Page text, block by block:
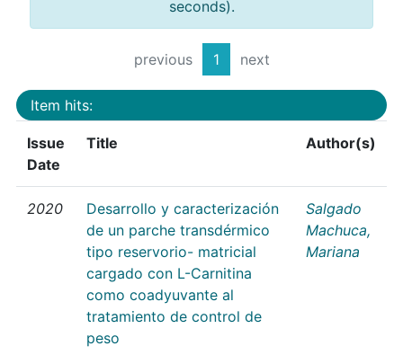
seconds).
previous 1 next
Item hits:
Issue
Date
Title Author(s)
2020
Desarrollo y caracterización
de un parche transdérmico
tipo reservorio- matricial
cargado con L-Carnitina
como coadyuvante al
tratamiento de control de
peso
Salgado
Machuca,
Mariana